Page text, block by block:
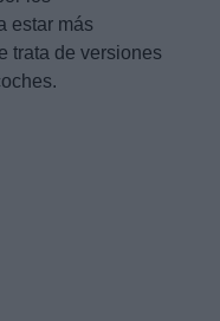
estar más
trata de versiones